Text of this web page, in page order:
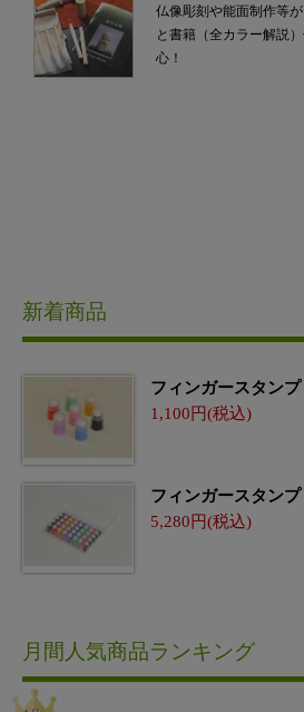
仏像彫刻や能面制作等
と書籍（全カラー解説
心！
新着商品
フィンガースタン
1,100
フィンガースタン
5,280
月間人気商品ランキング